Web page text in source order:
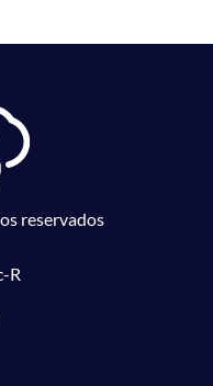
reservados
R